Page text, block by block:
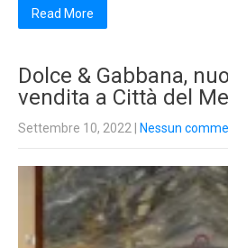
Read More
Dolce & Gabbana,
vendita a Città del
Settembre 10, 2022 Nessun